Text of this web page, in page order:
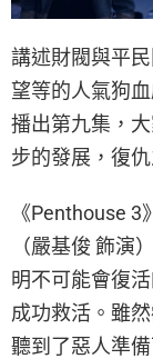
講述財閥與平
望等的人氣狗
播出第九集，
步的發展，復
《Penthouse
（嚴基俊 飾演
明不可能會復
成功救活。雖
聽到了惡人準